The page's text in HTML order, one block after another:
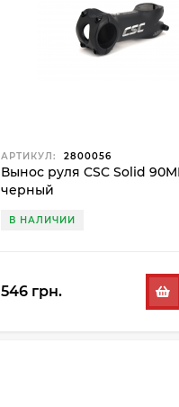
АРТИКУЛ: 2800056
Вынос руля CSC Solid
черный
В НАЛИЧИИ
546 грн.